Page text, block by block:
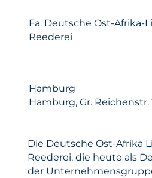
Fa. Deutsche Ost-Afrika-
Reederei
Hamburg
Hamburg, Gr. Reichenstr.
Die Deutsche Ost-Afrika
Reederei, die heute als
der